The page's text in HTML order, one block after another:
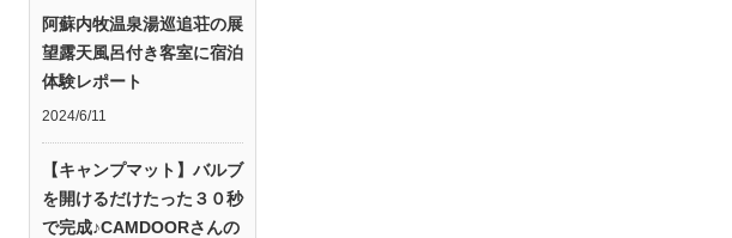
阿蘇内牧温泉湯巡追荘の展
望露天風呂付き客室に宿泊
体験レポート
2024/6/11
【キャンプマット】バルブ
を開けるだけたった３０秒
で完成♪CAMDOORさんの